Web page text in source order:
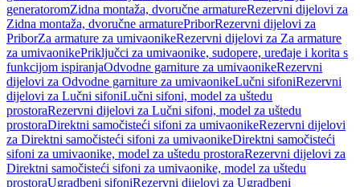
generatoromZidna montaža, dvoručne armatureRezervni dijelovi za
Zidna montaža, dvoručne armaturePriborRezervni dijelovi za
PriborZa armature za umivaonikeRezervni dijelovi za Za armature
za umivaonikePriključci za umivaonike, sudopere, uređaje i korita s
funkcijom ispiranjaOdvodne garniture za umivaonikeRezervni
dijelovi za Odvodne garniture za umivaonikeLučni sifoniRezervni
dijelovi za Lučni sifoniLučni sifoni, model za uštedu
prostoraRezervni dijelovi za Lučni sifoni, model za uštedu
prostoraDirektni samočisteći sifoni za umivaonikeRezervni dijelovi
za Direktni samočisteći sifoni za umivaonikeDirektni samočisteći
sifoni za umivaonike, model za uštedu prostoraRezervni dijelovi za
Direktni samočisteći sifoni za umivaonike, model za uštedu
prostoraUgradbeni sifoniRezervni dijelovi za Ugradbeni